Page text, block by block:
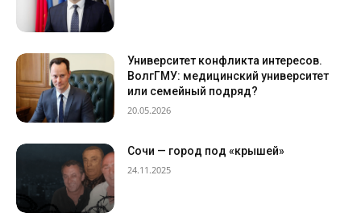
Университет конфликта интересов.
ВолгГМУ: медицинский университет
или семейный подряд?
20.05.2026
Сочи — город под «крышей»
24.11.2025